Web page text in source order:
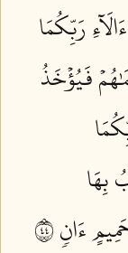
رَبِّكُمَا
فَيُؤۡخَذُ
بِهَا
ءَانٖ ٤٤